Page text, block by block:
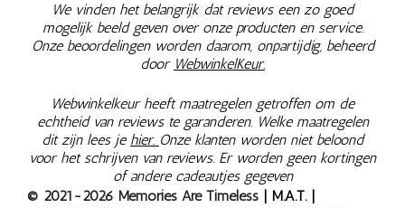
We vinden het belangrijk dat reviews een zo goed
mogelijk beeld geven over onze producten en service.
Onze beoordelingen worden daarom, onpartijdig, beheerd
door WebwinkelKeur.
Webwinkelkeur heeft maatregelen getroffen om de
echtheid van reviews te garanderen. Welke maatregelen
dit zijn lees je hier. Onze klanten worden niet beloond
voor het schrijven van reviews. Er worden geen kortingen
of andere cadeautjes gegeven
© 2021-2026 Memories Are Timeless | M.A.T. |